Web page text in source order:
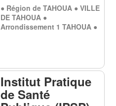
● Région de TAHOUA ● VILLE
DE TAHOUA ●
Arrondissement 1 TAHOUA ●
Institut Pratique
de Santé